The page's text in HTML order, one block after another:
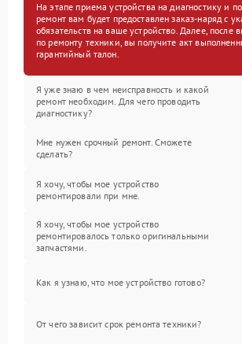
На этапе приема устройства на диагностику и
ремонт вам будет предоставлен заказ-наряд с
обязательств на ваше устройство. Далее, после
по ремонту техники, вы получите акт
гарантийный талон.
Я уже знаю в чем неисправность и какой
ремонт необходим. Для чего проводить
диагностику?
Мне нужен срочный ремонт. Сможете
сделать?
Я хочу, чтобы мое устройство
ремонтировали при мне.
Я хочу, чтобы мое устройство
ремонтировалось только оригинальными
запчастями.
Как я узнаю, что мое устройство готово?
От чего зависит срок ремонта техники?